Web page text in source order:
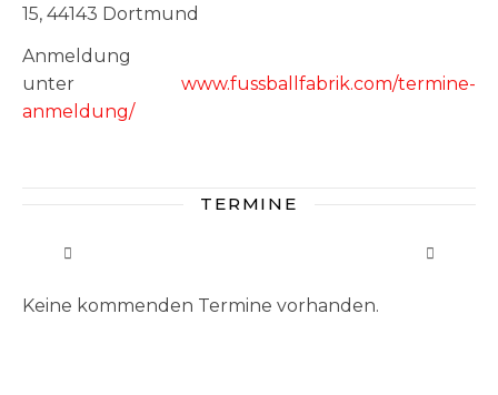
15, 44143 Dortmund
Anmeldung
unter www.fussballfabrik.com/termine-
anmeldung/
TERMINE
Keine kommenden Termine vorhanden.